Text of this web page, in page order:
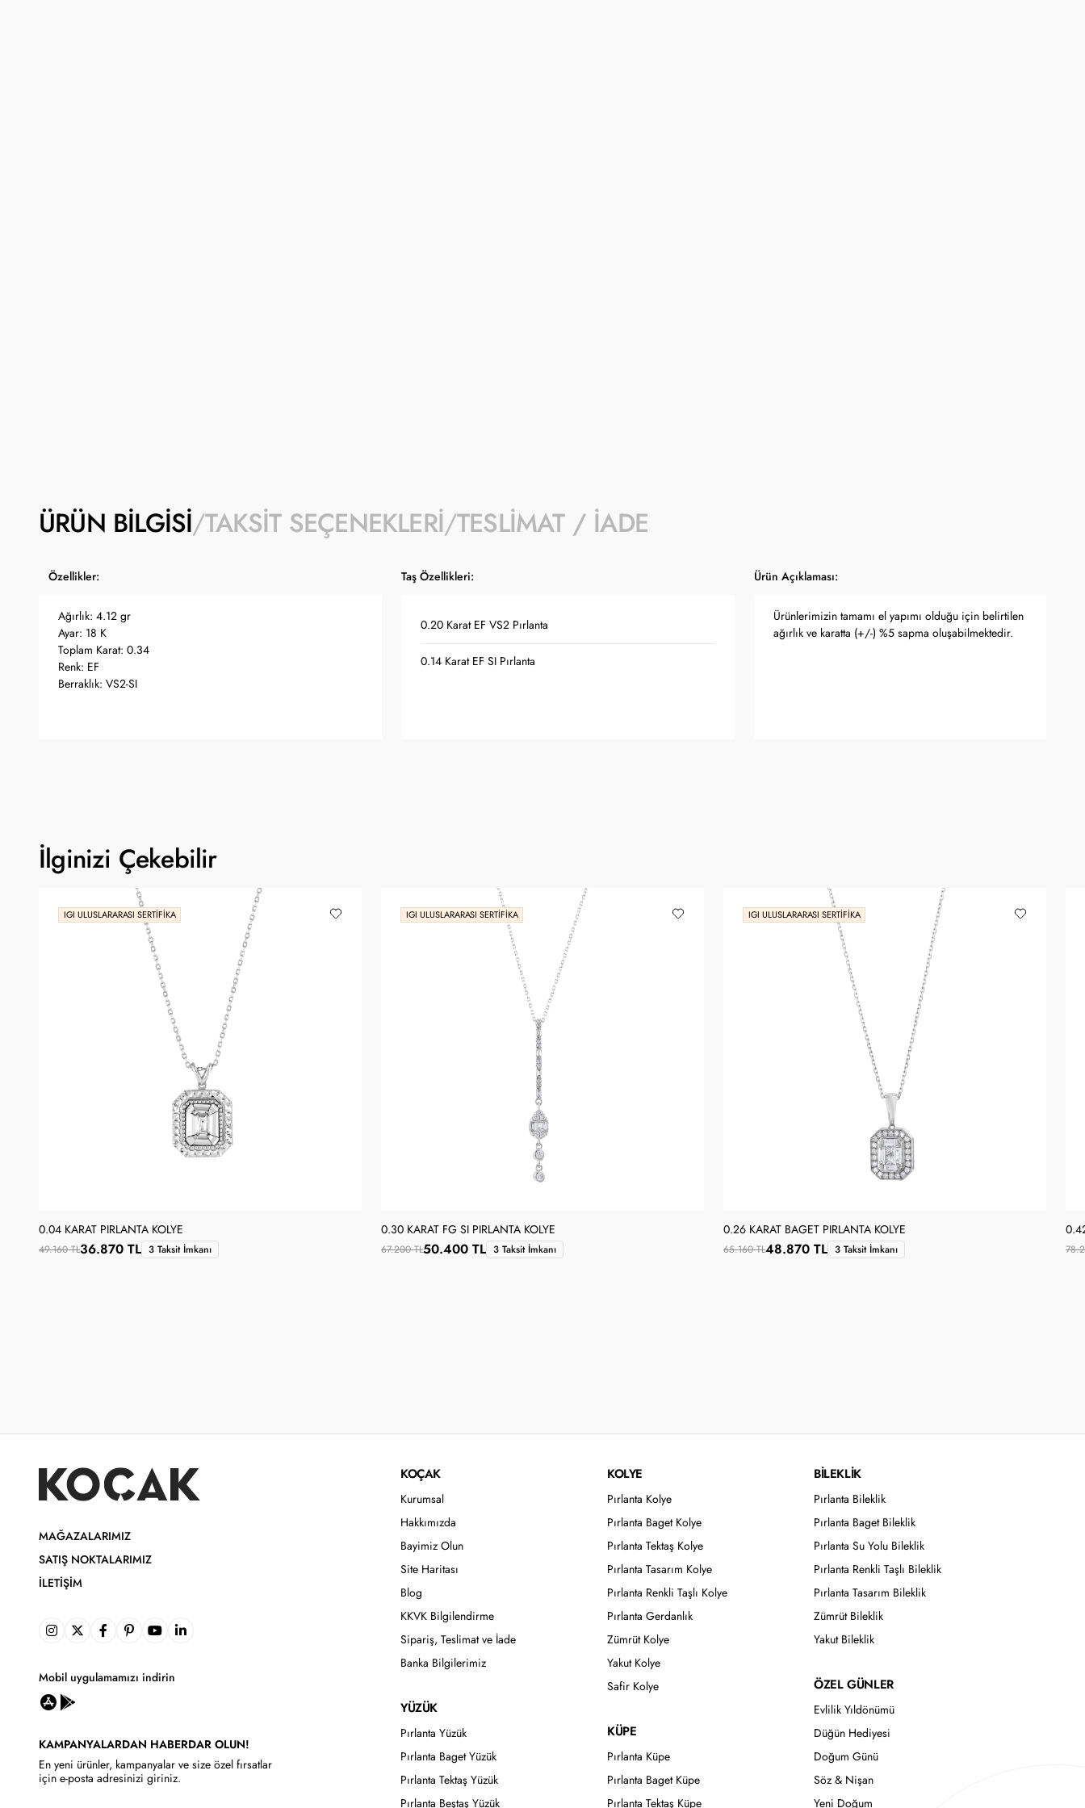
ÜRÜN BILGISI TAKSIT SEÇENEKLERI TESLIMAT / İADE
Özellikler: Taş Özellikleri: Ürün Açıklaması:
Ağırlık: 4.12 gr
Ayar: 18 K
Toplam Karat: 0.34
Renk: EF
Berraklık: VS2-SI
0.20 Karat EF VS2 Pırlanta
0.14 Karat EF SI Pırlanta
Ürünlerimizin tamamı el yapımı olduğu için belirtilen
ağırlık ve karatta (+/-) %5 sapma oluşabilmektedir.
İlginizi Çekebilir
IGI ULUSLARARASI SERTIFIKA
0.04 KARAT PIRLANTA KOLYE
49.160 TL36.870 TL 3 Taksit İmkanı
IGI ULUSLARARASI SERTIFIKA
0.30 KARAT FG SI PIRLANTA KOLYE
67.200 TL50.400 TL 3 Taksit İmkanı
IGI ULUSLARARASI SERTIFIKA
0.26 KARAT BAGET PIRLANTA KOLYE
65.160 TL48.870 TL 3 Taksit İmkanı
MAĞAZALARIMIZ
SATIŞ NOKTALARIMIZ
İLETIŞIM
Mobil uygulamamızı indirin
KAMPANYALARDAN HABERDAR OLUN!
En yeni ürünler, kampanyalar ve size özel fırsatlar
için e-posta adresinizi giriniz.
KOÇAK
Kurumsal
Hakkımızda
Bayimiz Olun
Site Haritası
Blog
KKVK Bilgilendirme
Sipariş, Teslimat ve İade
Banka Bilgilerimiz
YÜZÜK
Pırlanta Yüzük
Pırlanta Baget Yüzük
Pırlanta Tektaş Yüzük
Pırlanta Beştaş Yüzük
KOLYE
Pırlanta Kolye
Pırlanta Baget Kolye
Pırlanta Tektaş Kolye
Pırlanta Tasarım Kolye
Pırlanta Renkli Taşlı Kolye
Pırlanta Gerdanlık
Zümrüt Kolye
Yakut Kolye
Safir Kolye
KÜPE
Pırlanta Küpe
Pırlanta Baget Küpe
Pırlanta Tektaş Küpe
BİLEKLİK
Pırlanta Bileklik
Pırlanta Baget Bileklik
Pırlanta Su Yolu Bileklik
Pırlanta Renkli Taşlı Bileklik
Pırlanta Tasarım Bileklik
Zümrüt Bileklik
Yakut Bileklik
ÖZEL GÜNLER
Evlilik Yıldönümü
Düğün Hediyesi
Doğum Günü
Söz & Nişan
Yeni Doğum